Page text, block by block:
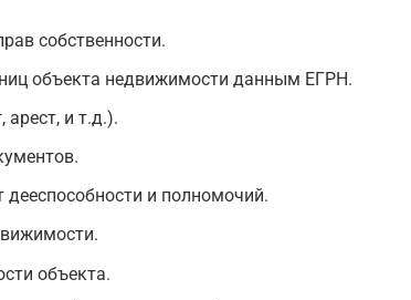
собственности.
объекта недвижимости данным ЕГРН.
арест, и т.д.).
и полномочий.
объекта.